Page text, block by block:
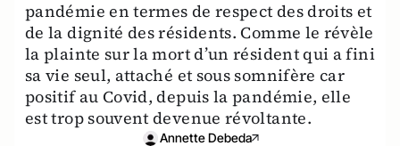
pandémie en termes de respect des droits et
de la dignité des résidents. Comme le révèle
la plainte sur la mort d’un résident qui a fini
sa vie seul, attaché et sous somnifère car
positif au Covid, depuis la pandémie, elle
est trop souvent devenue révoltante.
Annette Debeda